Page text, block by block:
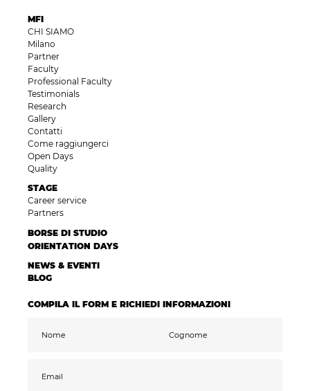
MFI
CHI SIAMO
Milano
Partner
Faculty
Professional Faculty
Testimonials
Research
Gallery
Contatti
Come raggiungerci
Open Days
Quality
STAGE
Career service
Partners
BORSE DI STUDIO
ORIENTATION DAYS
NEWS & EVENTI
BLOG
COMPILA IL FORM E RICHIEDI INFORMAZIONI